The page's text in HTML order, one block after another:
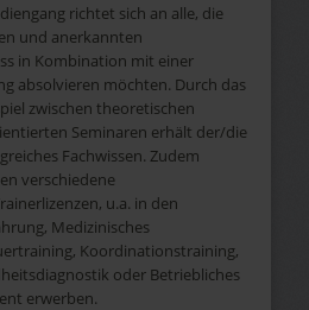
richtet sich an alle, die
und anerkannten
in Kombination mit einer
absolvieren möchten. Durch das
zwischen theoretischen
Seminaren erhält der/die
Fachwissen. Zudem
verschiedene
u.a. in den
Medizinisches
Koordinationstraining,
oder Betriebliches
erwerben.